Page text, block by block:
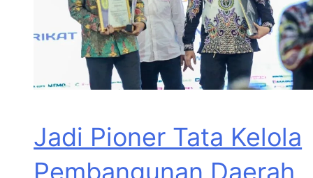
Jadi Pioner Tata Kelola
Pembangunan Daerah